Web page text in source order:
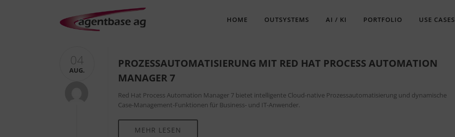
HOME OUTSYSTEMS AI / KI PORTFOLIO USE CASES
04
AUG.
PROZESSAUTOMATISIERUNG MIT RED HAT PROCESS AUTOMATION
MANAGER 7
Red Hat Process Automation Manager 7 bietet intelligente Cloud-native Prozessautomatisierung und dynamische
Case-Management-Funktionen für Business- und IT-Anwender.
MEHR LESEN